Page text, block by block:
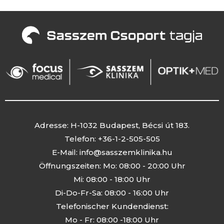
Adresse: H-1032 Budapest, Bécsi út 183.
Telefon: +36-1-2-505-505
E-Mail: info@sasszemklinika.hu
Öffnungszeiten: Mo: 08:00 - 20:00 Uhr
Mi: 08:00 - 18:00 Uhr
Di-Do-Fr-Sa: 08:00 - 16:00 Uhr
Telefonischer Kundendienst:
Mo - Fr: 08:00 -18:00 Uhr